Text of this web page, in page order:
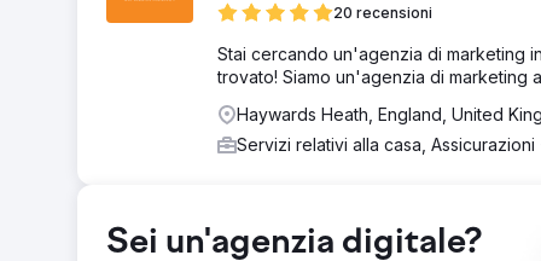
Soluzione
Ci siamo concentrati molto sul punteggio di qualità,
ridotto la quota di impressioni perse (più traffico,
La nostra strategia ha portato a un aumento del
20 recensioni
Stai cercando un'agenzia di marketing
trovato! Siamo un'agenzia di marketing
Haywards Heath, England, United
Servizi relativi alla casa, Assicurazioni
Sei un'agenzia digitale?